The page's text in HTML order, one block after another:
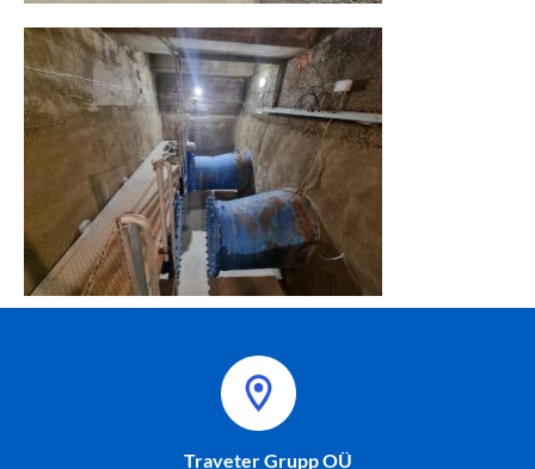
Traveter Grupp OÜ